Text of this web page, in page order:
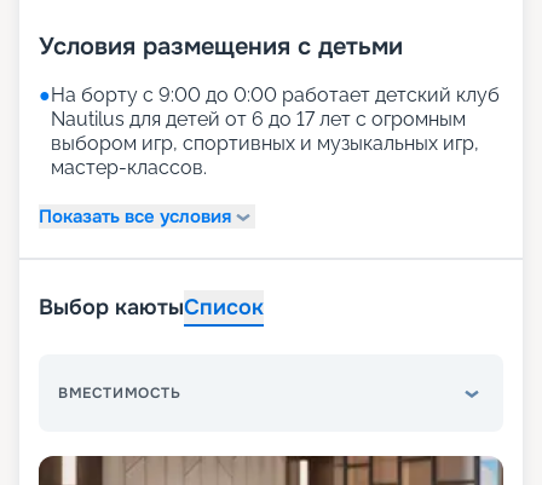
Условия размещения с детьми
●На борту с 9:00 до 0:00 работает детский клуб
Nautilus для детей от 6 до 17 лет с огромным
выбором игр, спортивных и музыкальных игр,
мастер-классов.
Показать все условия
Выбор каютыСписок
ВМЕСТИМОСТЬ